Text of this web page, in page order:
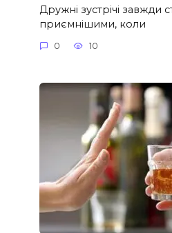
Дружні зустрічі завжди
приємнішими, коли
0 10